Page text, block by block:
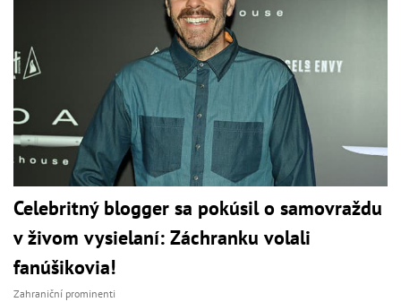
Celebritný blogger sa pokúsil o samovraždu
v živom vysielaní: Záchranku volali
fanúšikovia!
Zahraniční prominenti